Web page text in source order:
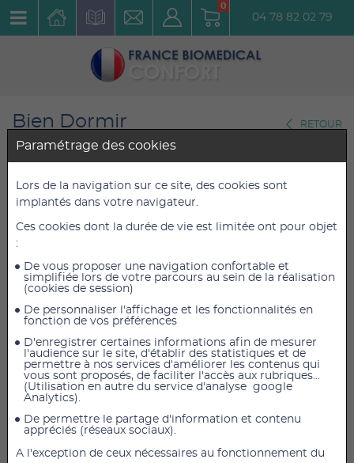
0
04 78 82 02 79
Bien Dormir
Oreillers Anatomiques
RETOUR
Couverture de voyage Sissel
Travel Cover
Réf. : 1009
22,20 € TTC
18,50 € HT
22,20 € TTC
AJOUTER AU PANIER
Travel Cover, housse de voyage pour emporter votre
oreiller dans tous vos déplacements.
Convient aux oreillers SISSEL PLUS, SISSEL SOFT
Paramétrage des cookies
Lors de la navigation sur ce site, des cookies sont
implantés dans votre navigateur.
Ces cookies dont la durée de vie est limitée ont pour objet
:
De vous proposer une navigation confortable et
simplifiée lors de votre parcours au sein de la réalisation
(cookies de session)
De personnaliser l'affichage et les fonctionnalités en
fonction de vos préférences
D'enregistrer certaines informations afin de mesurer
l'audience sur le site, d'établir des statistiques et de
permettre à nos services d'améliorer les contenus qui
vous sont proposés, de faciliter l'accès aux rubriques...
(Utilisation en autre du service d'analyse google
Analytics).
De permettre le partage d'information et contenu
appréciés (réseaux sociaux).
A l'exception de ceux nécessaires au fonctionnement du